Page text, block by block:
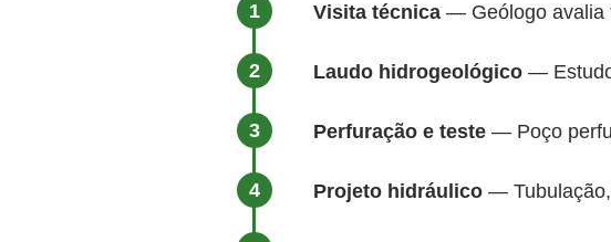
Visita técnica — Geólogo avalia
Laudo hidrogeológico —
Perfuração e teste — Poço
Projeto hidráulico —